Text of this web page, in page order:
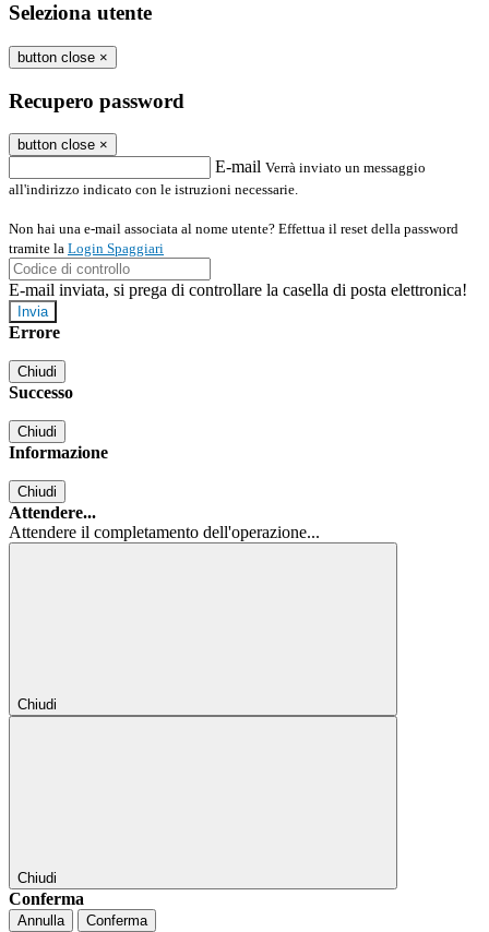
Seleziona utente
button close ×
Recupero password
button close ×
E-mail Verrà inviato un messaggio
all'indirizzo indicato con le istruzioni necessarie.
Non hai una e-mail associata al nome utente? Effettua il reset della password
tramite la Login Spaggiari
E-mail inviata, si prega di controllare la casella di posta elettronica!
Errore
Chiudi
Successo
Chiudi
Informazione
Chiudi
Attendere...
Attendere il completamento dell'operazione...
Chiudi
Chiudi
Conferma
Annulla Conferma